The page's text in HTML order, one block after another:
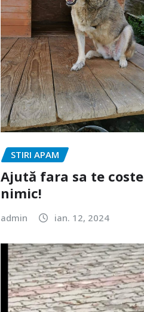
STIRI APAM
Ajută fara sa te coste
nimic!
admin ian. 12, 2024